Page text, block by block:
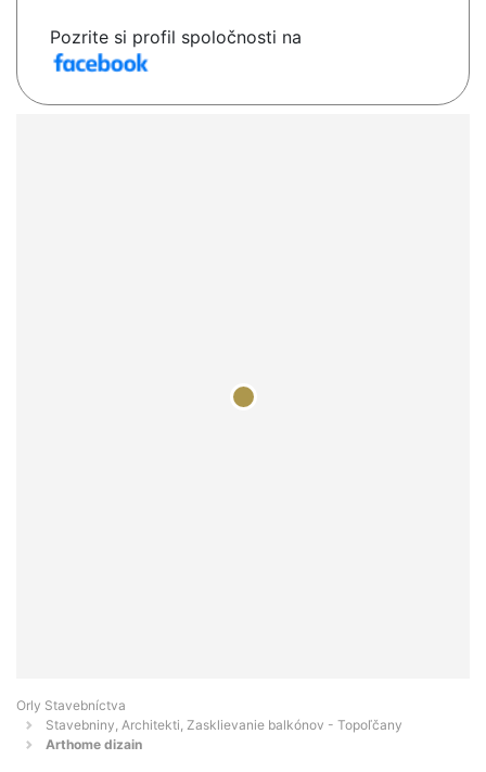
Pozrite si profil spoločnosti na
Orly Stavebníctva
Stavebniny, Architekti, Zasklievanie balkónov - Topoľčany
Arthome dizain